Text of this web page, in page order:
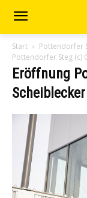
Start Pottendorfer
Pottendorfer Steg (c)
Eröffnung